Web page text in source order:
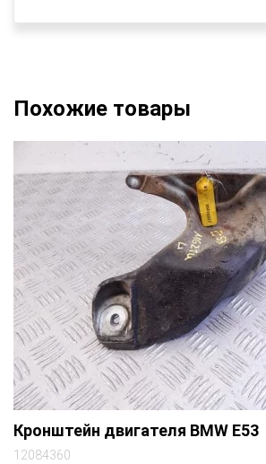
Похожие товары
Кронштейн двигателя BMW E53
12084360